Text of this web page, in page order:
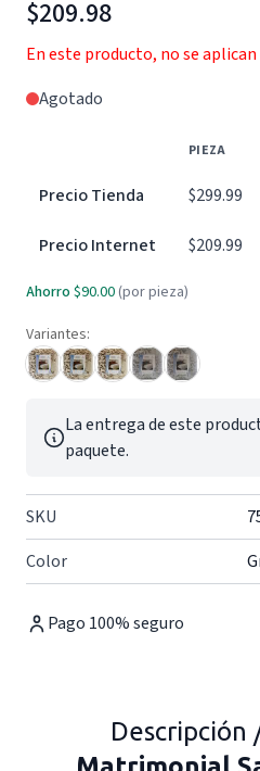
$209.98
En este producto, no se
Agotado
PIEZA
Precio Tienda $299.99
Precio Internet $209.99
Ahorro $90.00 (por pieza)
Variantes:
La entrega de este
paquete.
SKU
Color
Pago 100% seguro
Descripción